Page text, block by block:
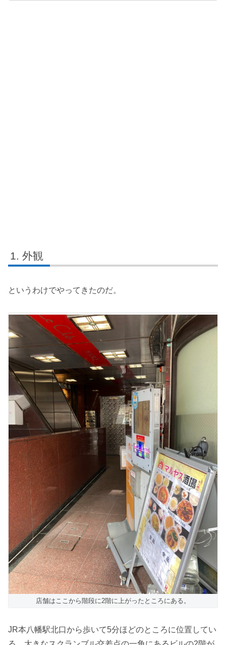
外観
というわけでやってきたのだ。
店舗はここから階段に2階に上がったところにある。
JR本八幡駅北口から歩いて5分ほどのところに位置してい